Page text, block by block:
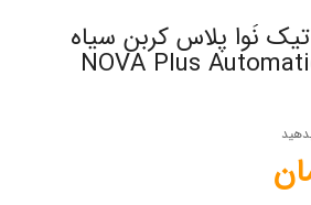
نُوا پلاس کربن سیاه
NOVA Plus